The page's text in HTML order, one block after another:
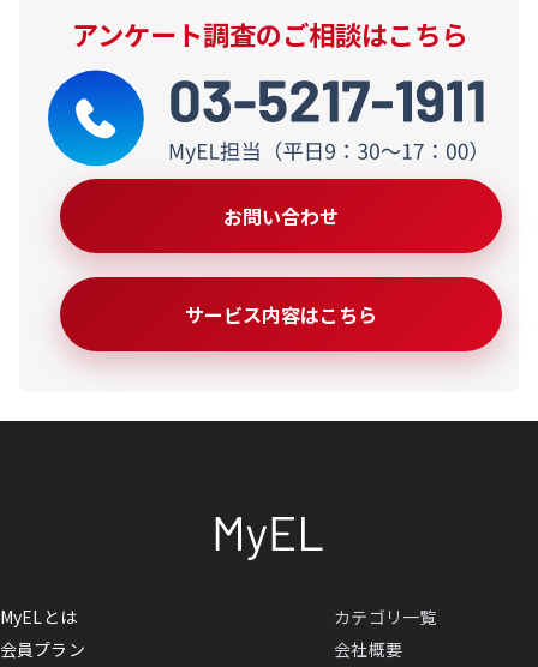
アンケート調査のご相談はこちら
お問い合わせ
サービス内容はこちら
MyELとは
会員プラン
カテゴリ一覧
会社概要